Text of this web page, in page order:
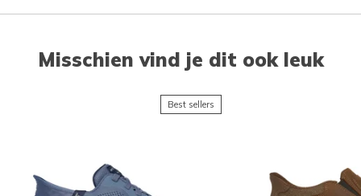
Misschien vind je dit ook leuk
Best sellers